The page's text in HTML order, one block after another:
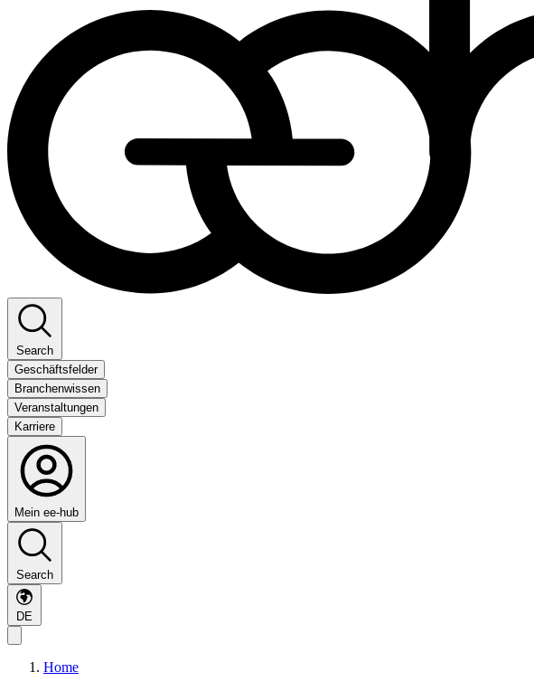
Search
Geschäftsfelder
Branchenwissen
Veranstaltungen
Karriere
Mein ee-hub
Search
DE
Home